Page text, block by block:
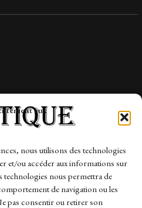
aux
nous utilisons des technologies
et/ou accéder aux informations sur
technologies nous permettra de
de navigation ou les
pas consentir ou retirer son